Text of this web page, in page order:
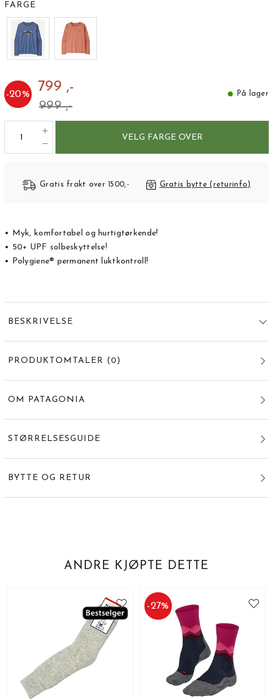
FARGE
-20% 799 ,-
999 ,-
På lager
VELG FARGE OVER
Gratis frakt over 1500,- Gratis bytte (returinfo)
• Myk, komfortabel og hurtigtørkende!
• 50+ UPF solbeskyttelse!
• Polygiene® permanent luktkontroll!
BESKRIVELSE
PRODUKTOMTALER (0 )
OM PATAGONIA
STØRRELSESGUIDE
BYTTE OG RETUR
ANDRE KJØPTE DETTE
-27%